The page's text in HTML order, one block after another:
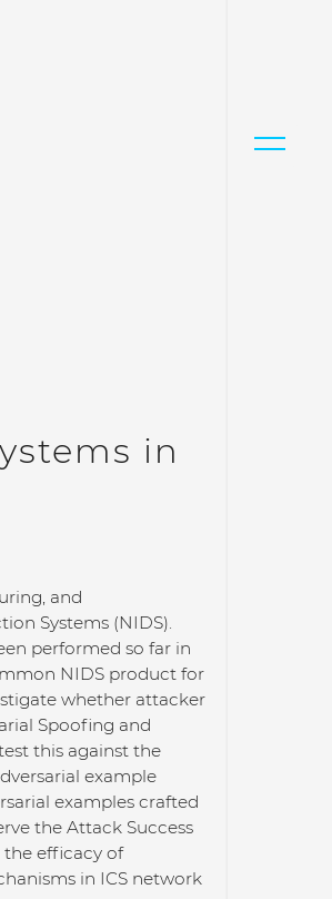
in
and
Systems (NIDS).
performed so far in
NIDS product for
whether attacker
Spoofing and
this against the
example
examples crafted
the Attack Success
the efficacy of
in ICS network